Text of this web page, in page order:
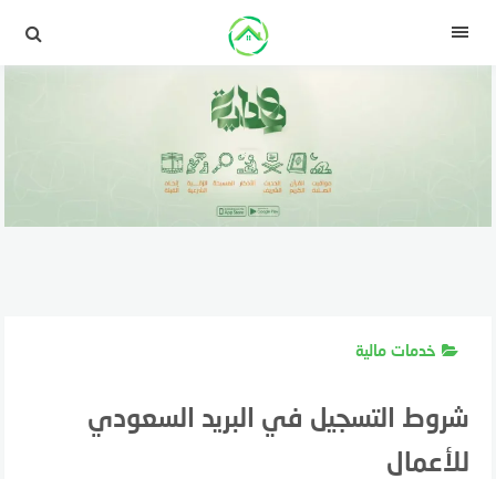
القائمة
خدمات مالية
شروط التسجيل في البريد السعودي
للأعمال